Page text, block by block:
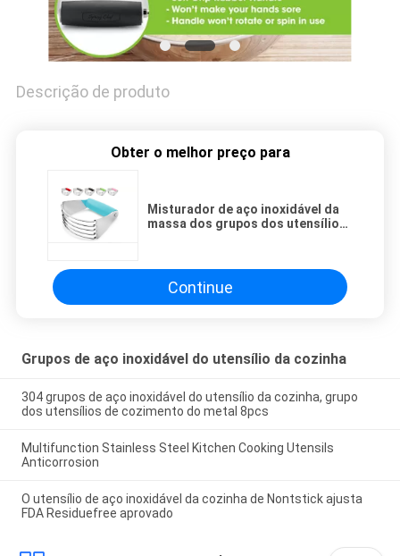
Descrição de produto
Obter o melhor preço para
Misturador de aço inoxidável da
massa dos grupos dos utensílios
pastelaria
Continue
Grupos de aço inoxidável do utensílio da cozinha
304 grupos de aço inoxidável do utensílio da cozinha, grupo
dos utensílios de cozimento do metal 8pcs
Multifunction Stainless Steel Kitchen Cooking Utensils
Anticorrosion
O utensílio de aço inoxidável da cozinha de Nontstick ajusta
FDA Residuefree aprovado